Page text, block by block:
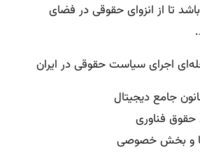
تا از انزوای حقوقی در فضای
اجرای سیاست حقوقی در ایران